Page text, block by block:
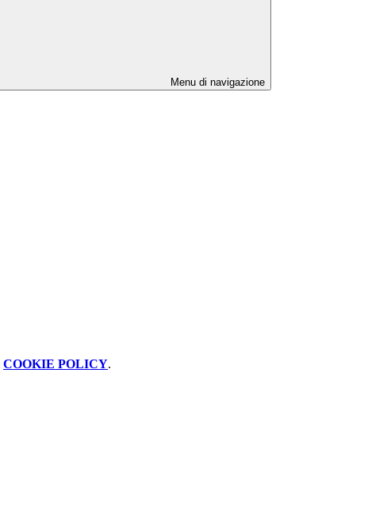
Menu di navigazione
COOKIE POLICY.